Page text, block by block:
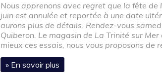
Nous apprenons avec regret que la fête
juin est annulée et reportée à une date
aurons plus de détails. Rendez-vous
Quiberon. Le magasin de La Trinité sur
mieux ces essais, nous vous proposons de
» En savoir plus